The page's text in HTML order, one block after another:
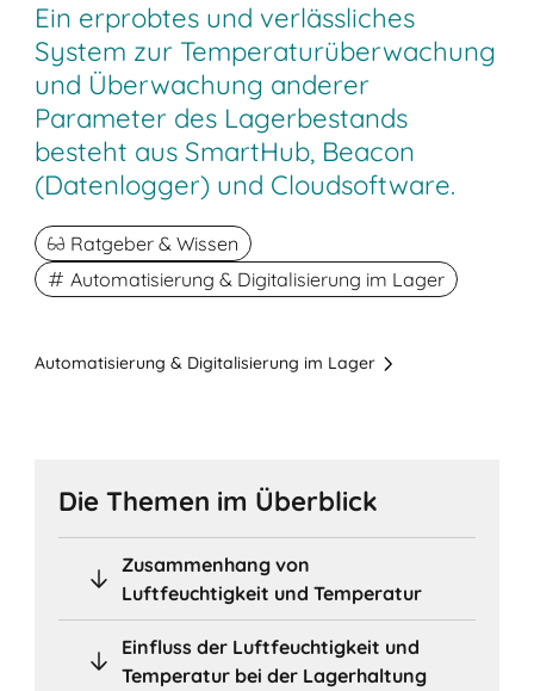
Ein erprobtes und verlässliches
System zur Temperaturüberwachung
und Überwachung anderer
Parameter des Lagerbestands
besteht aus SmartHub, Beacon
(Datenlogger) und Cloudsoftware.
Ratgeber & Wissen
Automatisierung & Digitalisierung im Lager
Automatisierung & Digitalisierung im Lager
Die Themen im Überblick
Zusammenhang von
Luftfeuchtigkeit und Temperatur
Einfluss der Luftfeuchtigkeit und
Temperatur bei der Lagerhaltung